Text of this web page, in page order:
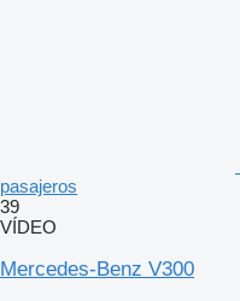
pasajeros
39
VÍDEO
Mercedes-Benz V300